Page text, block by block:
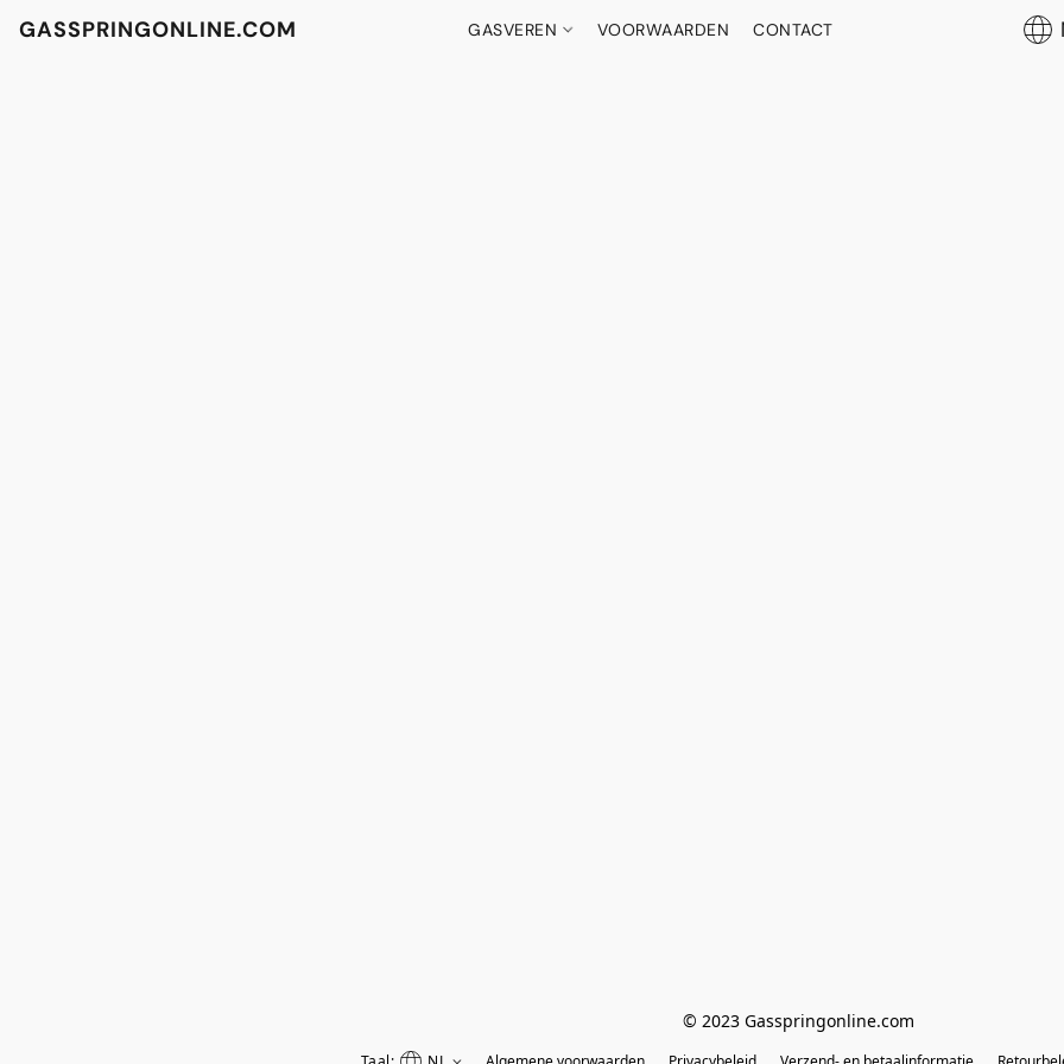
GASSPRINGONLINE.COM GASVEREN VOORWAARDEN CONTACT
© 2023 Gasspringonline.com